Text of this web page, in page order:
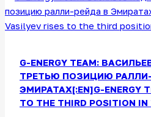
G-ENERGY TEAM:
ТРЕТЬЮ ПОЗИЦИЮ
ЭМИРАТАХ[:EN]G-ENERGY
TO THE THIRD POSITION IN